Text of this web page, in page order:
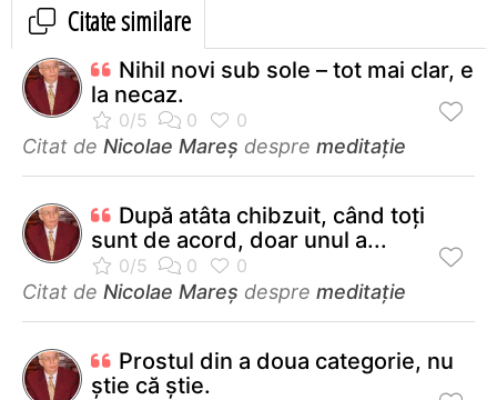
Citate similare
Nihil novi sub sole – tot mai clar, e
la necaz.
Citat de Nicolae Mareș despre meditație
După atâta chibzuit, când toți
sunt de acord, doar unul a...
Citat de Nicolae Mareș despre meditație
Prostul din a doua categorie, nu
știe că știe.